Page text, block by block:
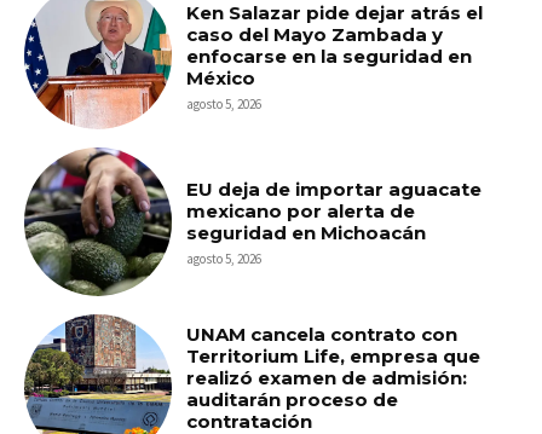
Ken Salazar pide dejar atrás el
caso del Mayo Zambada y
enfocarse en la seguridad en
México
agosto 5, 2026
EU deja de importar aguacate
mexicano por alerta de
seguridad en Michoacán
agosto 5, 2026
UNAM cancela contrato con
Territorium Life, empresa que
realizó examen de admisión:
auditarán proceso de
contratación